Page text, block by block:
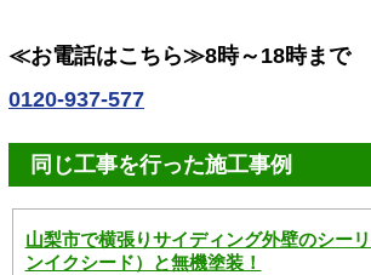
≪お電話はこちら≫8時～18時まで
0120-937-577
同じ工事を行った施工事例
山梨市で横張りサイディング外壁のシー
ンイクシード）と無機塗装！